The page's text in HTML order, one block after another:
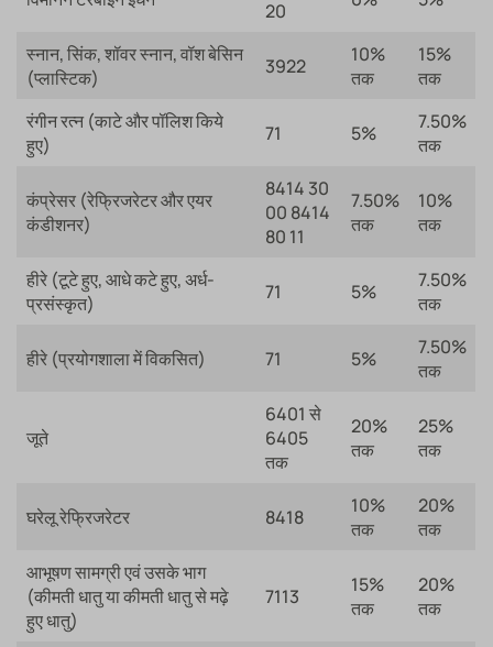
20
स्नान, सिंक, शॉवर स्नान, वॉश बेसिन
(प्लास्टिक)
3922
10%
तक
15%
तक
रंगीन रत्न (काटे और पॉलिश किये
हुए)
71 5%
7.50%
तक
कंप्रेसर (रेफ्रिजरेटर और एयर
कंडीशनर)
8414 30
00 8414
80 11
7.50%
तक
10%
तक
हीरे (टूटे हुए, आधे कटे हुए, अर्ध-
प्रसंस्कृत)
71 5%
7.50%
तक
हीरे (प्रयोगशाला में विकसित) 71 5%
7.50%
तक
जूते
6401 से
6405
तक
20%
तक
25%
तक
घरेलू रेफ्रिजरेटर 8418
10%
तक
20%
तक
आभूषण सामग्री एवं उसके भाग
(कीमती धातु या कीमती धातु से मढ़े
हुए धातु)
7113
15%
तक
20%
तक